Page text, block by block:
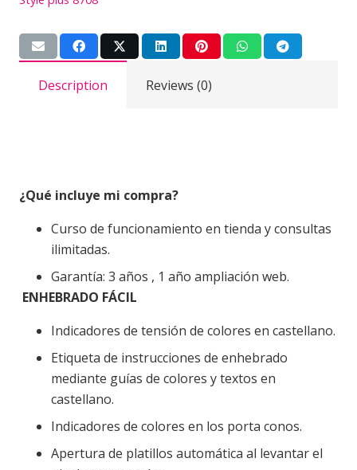
Description Reviews (0)
¿Qué incluye mi compra?
Curso de funcionamiento en tienda y consultas
ilimitadas.
Garantía: 3 años , 1 año ampliación web.
ENHEBRADO FÁCIL
Indicadores de tensión de colores en castellano.
Etiqueta de instrucciones de enhebrado
mediante guías de colores y textos en
castellano.
Indicadores de colores en los porta conos.
Apertura de platillos automática al levantar el